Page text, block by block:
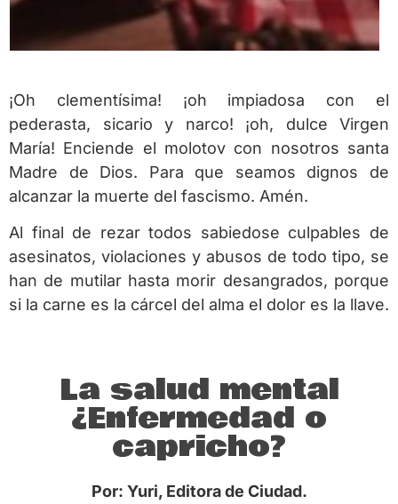
¡Oh clementísima! ¡oh impiadosa con el
pederasta, sicario y narco! ¡oh, dulce Virgen
María! Enciende el molotov con nosotros santa
Madre de Dios. Para que seamos dignos de
alcanzar la muerte del fascismo. Amén.
Al final de rezar todos sabiedose culpables de
asesinatos, violaciones y abusos de todo tipo, se
han de mutilar hasta morir desangrados, porque
si la carne es la cárcel del alma el dolor es la llave.
La salud mental
¿Enfermedad o
capricho?
Por: Yuri, Editora de Ciudad.